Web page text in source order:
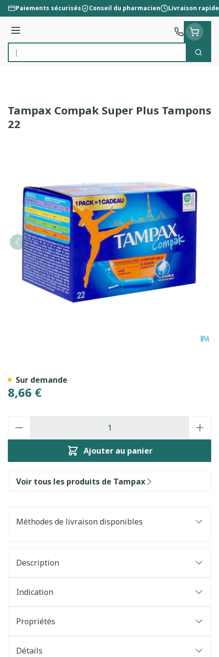
Aller au contenu
Paiements sécurisés Conseil du pharmacien Livraison rapide
Menu
Rechercher
Tampax Compak Super Plus Tampons
22
8,66 €
Ajouter au panier
Sur demande
Voir tous les produits de Tampax
Méthodes de livraison disponibles
Description
Indication
Propriétés
Détails